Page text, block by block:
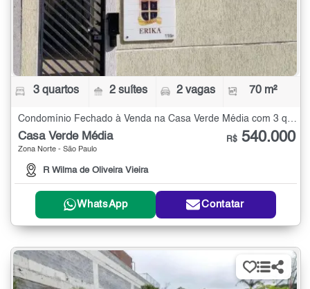
3 quartos 2 suítes 2 vagas 70 m²
Condomínio Fechado à Venda na Casa Verde Média com 3 quartos - 70 m²
Casa Verde Média
Zona Norte - São Paulo
R Wilma de Oliveira Vieira
R$ 540.000
WhatsApp Contatar